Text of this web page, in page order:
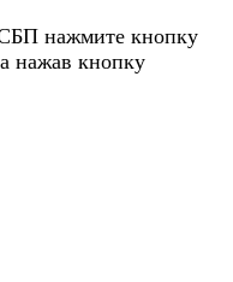
нажмите кнопку
нажав кнопку